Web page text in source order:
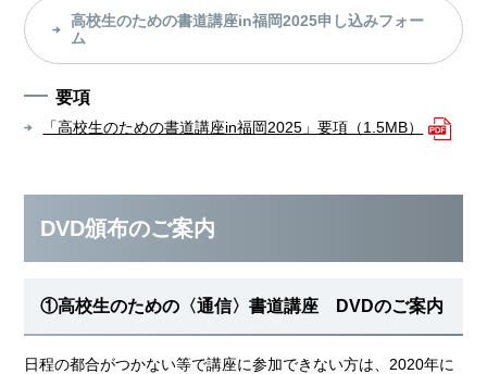
高校生のための書道講座in福岡2025申し込みフォー
ム
要項
「高校生のための書道講座in福岡2025」要項（1.5MB）
DVD頒布のご案内
①高校生のための〈通信〉書道講座 DVDのご案内
日程の都合がつかない等で講座に参加できない方は、2020年に